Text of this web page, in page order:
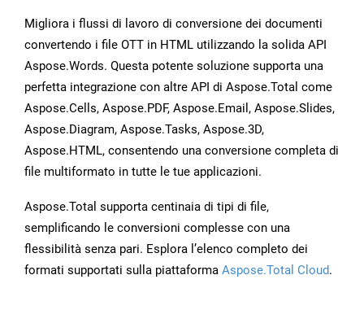
Migliora i flussi di lavoro di conversione dei documenti
convertendo i file OTT in HTML utilizzando la solida API
Aspose.Words. Questa potente soluzione supporta una
perfetta integrazione con altre API di Aspose.Total come
Aspose.Cells, Aspose.PDF, Aspose.Email, Aspose.Slides,
Aspose.Diagram, Aspose.Tasks, Aspose.3D,
Aspose.HTML, consentendo una conversione completa di
file multiformato in tutte le tue applicazioni.
Aspose.Total supporta centinaia di tipi di file,
semplificando le conversioni complesse con una
flessibilità senza pari. Esplora l’elenco completo dei
formati supportati sulla piattaforma Aspose.Total Cloud.